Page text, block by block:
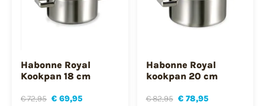
Habonne Royal
Kookpan 18 cm
€ 72,95 € 69,95
Habonne Royal
kookpan 20 cm
€ 82,95 € 78,95